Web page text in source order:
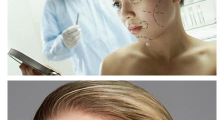
تجميل الأنف
تجميل الجفون
تجميل الذقن
زرع الشَعر
جراحة تجميل الأذن